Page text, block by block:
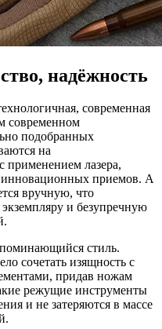
надёжность
современная
современном
подобранных
на
применением лазера,
инновационных приемов. А
вручную, что
и безупречную
стиль.
сочетать изящность с
придав ножам
режущие инструменты
и не затеряются в массе